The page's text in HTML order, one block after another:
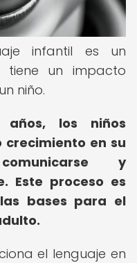
infantil es un
tiene un impacto
niño.
años, los niños
en su
y
Este proceso es
bases para el
el lenguaje en